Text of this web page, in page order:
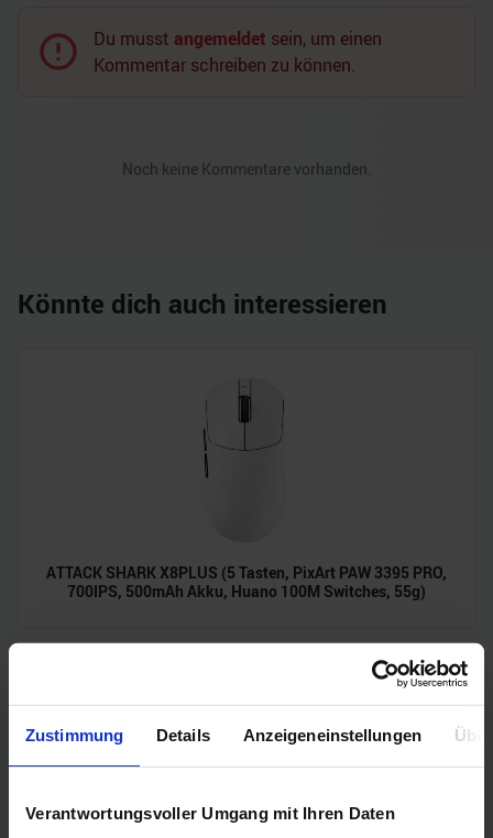
Zustimmung Details Anzeigeneinstellungen
Verantwortungsvoller Umgang mit Ihren Daten
Du musst angemeldet sein, um einen
Kommentar schreiben zu können.
Noch keine Kommentare vorhanden.
Könnte dich auch interessieren
ATTACK SHARK X8PLUS (5 Tasten, PixArt PAW 3395 PRO,
700IPS, 500mAh Akku, Huano 100M Switches, 55g)